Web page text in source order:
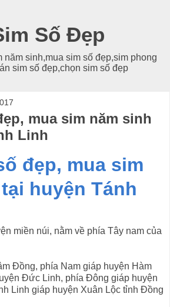
Số Đẹp
năm sinh,mua sim số đẹp,sim phong
sim số đẹp,chọn sim số đẹp
mua sim năm sinh
Linh
đẹp, mua sim
huyện Tánh
miền núi, nằm về phía Tây nam của
Đồng, phía Nam giáp huyện Hàm
Đức Linh, phía Đông giáp huyện
Linh giáp huyện Xuân Lộc tỉnh Đồng